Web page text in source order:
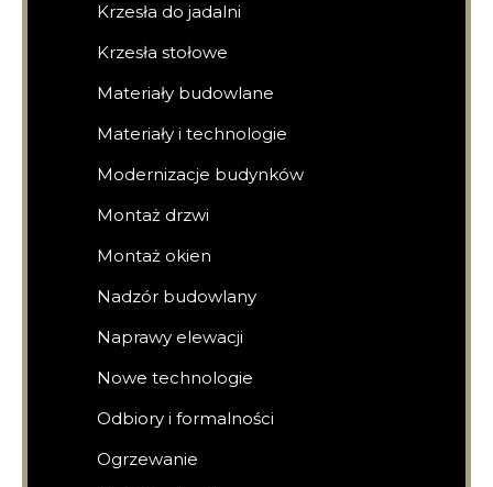
Krzesła do jadalni
Krzesła stołowe
Materiały budowlane
Materiały i technologie
Modernizacje budynków
Montaż drzwi
Montaż okien
Nadzór budowlany
Naprawy elewacji
Nowe technologie
Odbiory i formalności
Ogrzewanie